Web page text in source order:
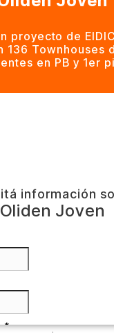
proyecto de
136 Townhouses
en PB y 1er
información
Oliden Joven